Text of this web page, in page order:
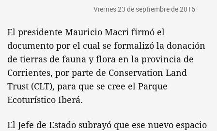
Viernes 23 de septiembre de 2016
El presidente Mauricio Macri firmó el
documento por el cual se formalizó la donación
de tierras de fauna y flora en la provincia de
Corrientes, por parte de Conservation Land
Trust (CLT), para que se cree el Parque
Ecoturístico Iberá.
El Jefe de Estado subrayó que ese nuevo espacio